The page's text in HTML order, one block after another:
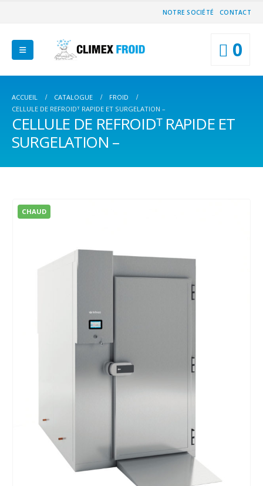
NOTRE SOCIÉTÉ CONTACT
0
ACCUEIL CATALOGUE
FROID
CELLULE DE REFROIDᵀ RAPIDE ET SURGELATION –
CELLULE DE REFROIDᵀ RAPIDE ET
SURGELATION –
CHAUD